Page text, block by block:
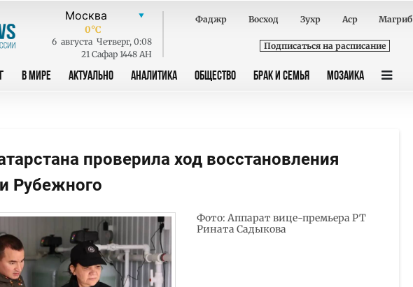
0°C
6 августа Четверг, 0:08
21 Сафар 1448 AH
Фаджр Восход Зухр Аср Магриб
Подписаться на расписание
В МИРЕ АКТУАЛЬНО АНАЛИТИКА ОБЩЕСТВО БРАК И СЕМЬЯ МОЗАИКА
проверила ход восстановления
Рубежного
Фото: Аппарат вице-премьера РТ
Рината Садыкова